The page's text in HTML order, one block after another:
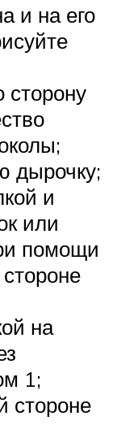
и на его
сторону
дырочку;
и
или
помощи
на
1;
стороне